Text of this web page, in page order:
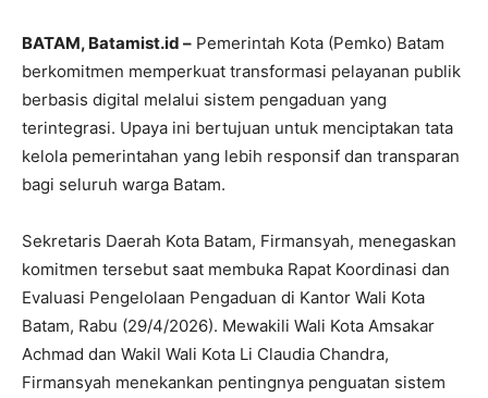
BATAM, Batamist.id – Pemerintah Kota (Pemko) Batam
berkomitmen memperkuat transformasi pelayanan publik
berbasis digital melalui sistem pengaduan yang
terintegrasi. Upaya ini bertujuan untuk menciptakan tata
kelola pemerintahan yang lebih responsif dan transparan
bagi seluruh warga Batam.
Sekretaris Daerah Kota Batam, Firmansyah, menegaskan
komitmen tersebut saat membuka Rapat Koordinasi dan
Evaluasi Pengelolaan Pengaduan di Kantor Wali Kota
Batam, Rabu (29/4/2026). Mewakili Wali Kota Amsakar
Achmad dan Wakil Wali Kota Li Claudia Chandra,
Firmansyah menekankan pentingnya penguatan sistem